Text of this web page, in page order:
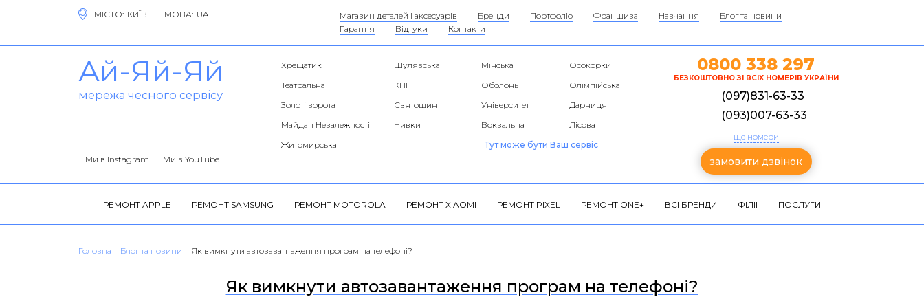
МІСТО: МОВА: Магазин деталей і аксесуарів Бренди Портфоліо Франшиза Навчання
Блог та новини
Гарантія
Відгуки Контакти
Ай-Яй-Яй
мережа чесного сервісу
Ми в Instagram Ми в YouTube
Хрещатик Шулявська Мінська
Осокорки
Театральна
КПІ Оболонь
Олімпійська
Золоті ворота
Святошин Університет
Дарниця
Майдан Незалежності
Нивки Вокзальна
Лісова
Житомирська
Тут може бути Ваш сервіс
0800 338 297
БЕЗКОШТОВНО ЗІ ВСІХ НОМЕРІВ УКРАЇНИ
(097)831-63-33
(093)007-63-33
ще номери
замовити дзвінок
РЕМОНТ APPLE РЕМОНТ SAMSUNG РЕМОНТ MOTOROLA РЕМОНТ XIAOMI РЕМОНТ PIXEL РЕМОНТ ONE+ ВСІ БРЕНДИ ФІЛІЇ ПОСЛУГИ
Головна Блог та новини Як вимкнути автозавантаження програм на телефоні?
Як вимкнути автозавантаження програм на телефоні?